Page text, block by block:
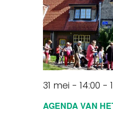
AGENDA VAN
31 mei - 14:00 -